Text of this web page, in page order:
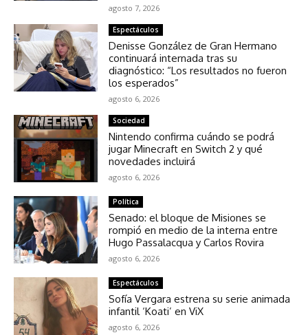
agosto 7, 2026
Espectáculos
Denisse González de Gran Hermano
continuará internada tras su
diagnóstico: “Los resultados no fueron
los esperados”
agosto 6, 2026
Sociedad
Nintendo confirma cuándo se podrá
jugar Minecraft en Switch 2 y qué
novedades incluirá
agosto 6, 2026
Política
Senado: el bloque de Misiones se
rompió en medio de la interna entre
Hugo Passalacqua y Carlos Rovira
agosto 6, 2026
Espectáculos
Sofía Vergara estrena su serie animada
infantil ‘Koati’ en ViX
agosto 6, 2026